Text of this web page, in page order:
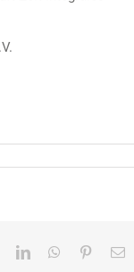
LinkedInWhatsApp
Pinterest
E-